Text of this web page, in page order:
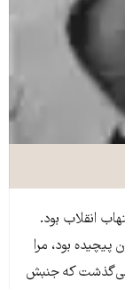
انقلاب بود.
بود، مرا
می‌گذشت که جنبش